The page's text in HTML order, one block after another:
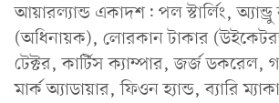
আয়ারল্যান্ড একাদশ: পল স্টার্লিং, অ্যান্ড্রু
(অধিনায়ক), লোরকান টাকার
টেক্টর, কার্টিস ক্যাম্পার, জর্জ ডকরেল,
মার্ক অ্যাডায়ার, ফিওন হ্যান্ড, ব্যারি